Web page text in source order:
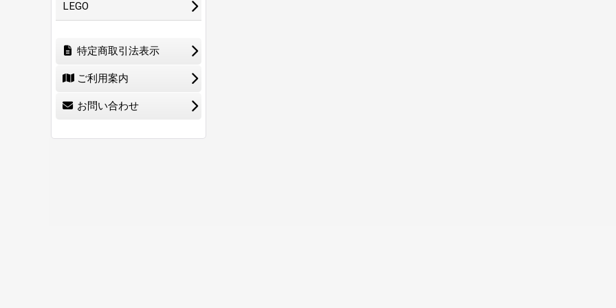
LEGO
特定商取引法表示
ご利用案内
お問い合わせ